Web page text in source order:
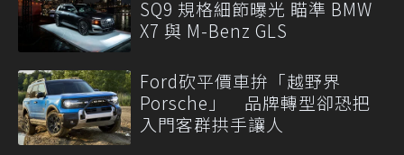
SQ9 規格細節曝光 瞄準 BMW
X7 與 M-Benz GLS
Ford砍平價車拚「越野界
Porsche」 品牌轉型卻恐把
入門客群拱手讓人